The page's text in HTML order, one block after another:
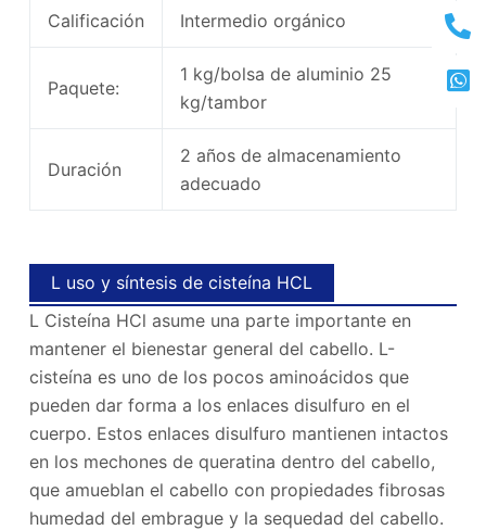
Calificación Intermedio orgánico
Paquete:
1 kg/bolsa de aluminio 25
kg/tambor
Duración
2 años de almacenamiento
adecuado
L uso y síntesis de cisteína HCL
L Cisteína HCl asume una parte importante en
mantener el bienestar general del cabello. L-
cisteína es uno de los pocos aminoácidos que
pueden dar forma a los enlaces disulfuro en el
cuerpo. Estos enlaces disulfuro mantienen intactos
en los mechones de queratina dentro del cabello,
que amueblan el cabello con propiedades fibrosas
humedad del embrague y la sequedad del cabello.